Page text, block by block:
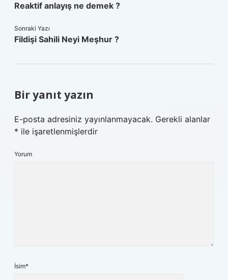
Reaktif anlayış ne demek ?
Sonraki Yazı
Fildişi Sahili Neyi Meşhur ?
Bir yanıt yazın
E-posta adresiniz yayınlanmayacak. Gerekli alanlar
* ile işaretlenmişlerdir
Yorum
İsim*